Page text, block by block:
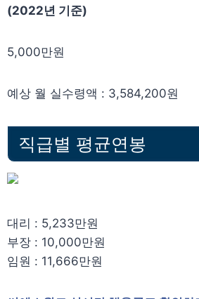
(2022년 기준)
5,000만원
예상 월 실수령액 : 3,584,200원
직급별 평균연봉
대리 : 5,233만원
부장 : 10,000만원
임원 : 11,666만원